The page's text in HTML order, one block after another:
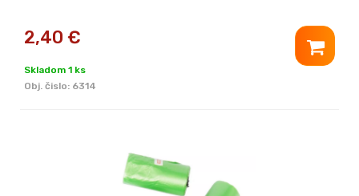
2,40 €
Skladom 1 ks
Obj. čislo: 6314